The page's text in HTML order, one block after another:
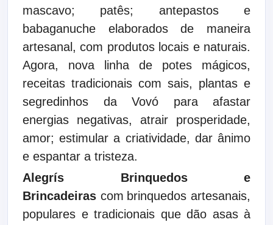
mascavo; patês; antepastos e
babaganuche elaborados de maneira
artesanal, com produtos locais e naturais.
Agora, nova linha de potes mágicos,
receitas tradicionais com sais, plantas e
segredinhos da Vovó para afastar
energias negativas, atrair prosperidade,
amor; estimular a criatividade, dar ânimo
e espantar a tristeza.
Alegrís Brinquedos e
Brincadeiras com brinquedos artesanais,
populares e tradicionais que dão asas à